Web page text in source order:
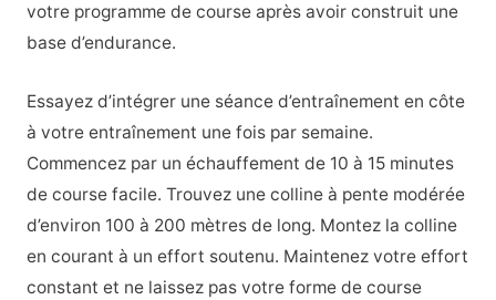
votre programme de course après avoir construit une
base d’endurance.
Essayez d’intégrer une séance d’entraînement en côte
à votre entraînement une fois par semaine.
Commencez par un échauffement de 10 à 15 minutes
de course facile. Trouvez une colline à pente modérée
d’environ 100 à 200 mètres de long. Montez la colline
en courant à un effort soutenu. Maintenez votre effort
constant et ne laissez pas votre forme de course